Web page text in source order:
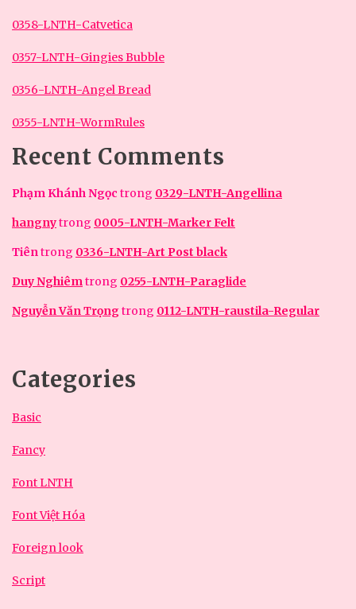
0358-LNTH-Catvetica
0357-LNTH-Gingies Bubble
0356-LNTH-Angel Bread
0355-LNTH-WormRules
Recent Comments
Phạm Khánh Ngọc trong 0329-LNTH-Angellina
hangnytrong 0005-LNTH-Marker Felt
Tiêntrong 0336-LNTH-Art Post black
Duy Nghiêmtrong 0255-LNTH-Paraglide
Nguyễn Văn Trọngtrong 0112-LNTH-raustila-Regular
Categories
Basic
Fancy
Font LNTH
Font Việt Hóa
Foreign look
Script